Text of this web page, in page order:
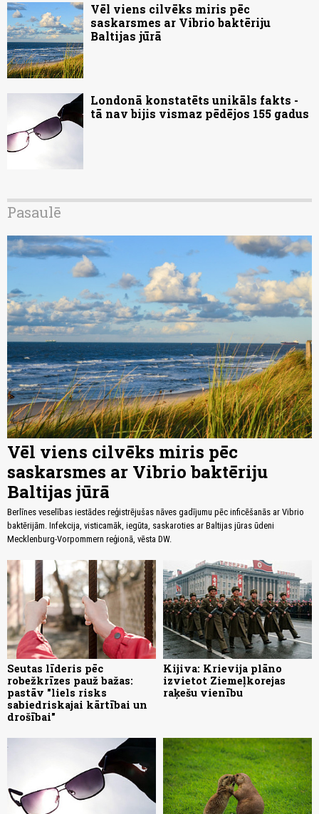
Vēl viens cilvēks miris pēc
saskarsmes ar Vibrio baktēriju
Baltijas jūrā
Londonā konstatēts unikāls fakts -
tā nav bijis vismaz pēdējos 155 gadus
Pasaulē
Vēl viens cilvēks miris pēc
saskarsmes ar Vibrio baktēriju
Baltijas jūrā
Berlīnes veselības iestādes reģistrējušas nāves gadījumu pēc inficēšanās ar Vibrio
baktērijām. Infekcija, visticamāk, iegūta, saskaroties ar Baltijas jūras ūdeni
Mecklenburg-Vorpommern reģionā, vēsta DW.
Seutas līderis pēc
robežkrīzes pauž bažas:
pastāv "liels risks
sabiedriskajai kārtībai un
drošībai"
Kijiva: Krievija plāno
izvietot Ziemeļkorejas
raķešu vienību